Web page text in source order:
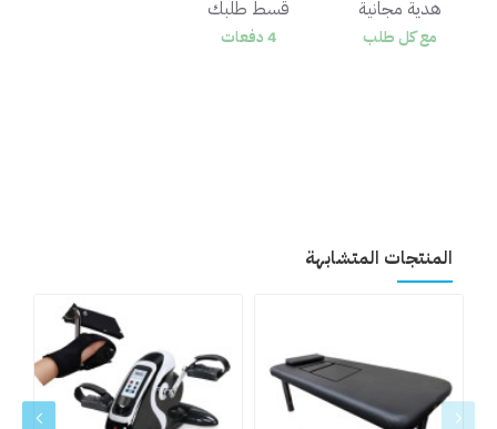
هدية مجانية
مع كل طلب
قسط طلبك
4 دفعات
المنتجات المتشابهة